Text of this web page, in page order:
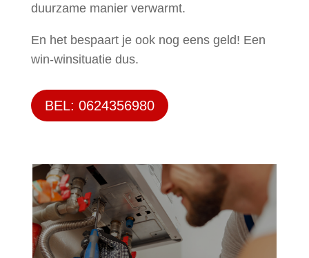
duurzame manier verwarmt.
En het bespaart je ook nog eens geld! Een
win-winsituatie dus.
BEL: 0624356980